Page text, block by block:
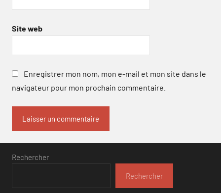
Site web
Enregistrer mon nom, mon e-mail et mon site dans le
navigateur pour mon prochain commentaire.
Rechercher
Rechercher